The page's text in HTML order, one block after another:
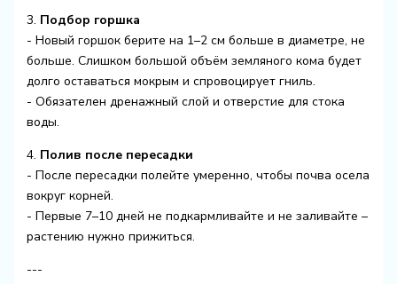
3. Подбор горшка
- Новый горшок берите на 1–2 см больше в диаметре, не
больше. Слишком большой объём земляного кома будет
долго оставаться мокрым и спровоцирует гниль.
- Обязателен дренажный слой и отверстие для стока
воды.
4. Полив после пересадки
- После пересадки полейте умеренно, чтобы почва осела
вокруг корней.
- Первые 7–10 дней не подкармливайте и не заливайте –
растению нужно прижиться.
---